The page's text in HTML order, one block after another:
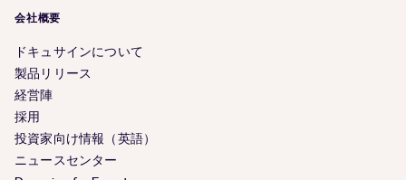
会社概要
ドキュサインについて
製品リリース
経営陣
採用
投資家向け情報（英語）
ニュースセンター